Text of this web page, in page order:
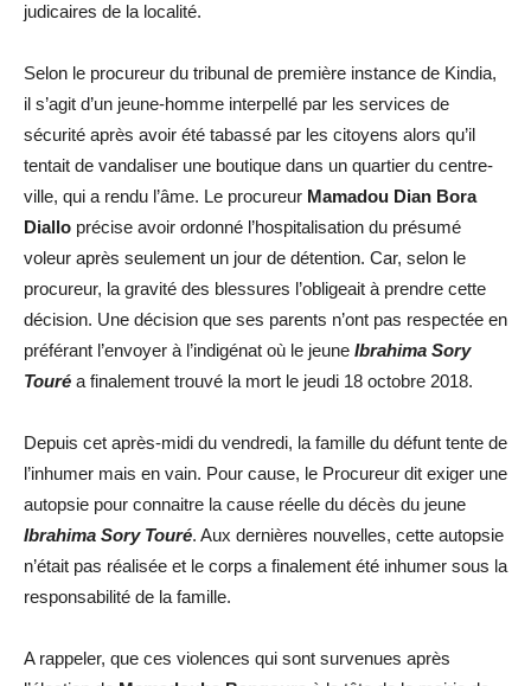
judicaires de la localité.
Selon le procureur du tribunal de première instance de Kindia,
il s’agit d’un jeune-homme interpellé par les services de
sécurité après avoir été tabassé par les citoyens alors qu’il
tentait de vandaliser une boutique dans un quartier du centre-
ville, qui a rendu l’âme. Le procureur Mamadou Dian Bora
Diallo précise avoir ordonné l’hospitalisation du présumé
voleur après seulement un jour de détention. Car, selon le
procureur, la gravité des blessures l’obligeait à prendre cette
décision. Une décision que ses parents n’ont pas respectée en
préférant l’envoyer à l’indigénat où le jeune Ibrahima Sory
Touré a finalement trouvé la mort le jeudi 18 octobre 2018.
Depuis cet après-midi du vendredi, la famille du défunt tente de
l’inhumer mais en vain. Pour cause, le Procureur dit exiger une
autopsie pour connaitre la cause réelle du décès du jeune
Ibrahima Sory Touré. Aux dernières nouvelles, cette autopsie
n’était pas réalisée et le corps a finalement été inhumer sous la
responsabilité de la famille.
A rappeler, que ces violences qui sont survenues après